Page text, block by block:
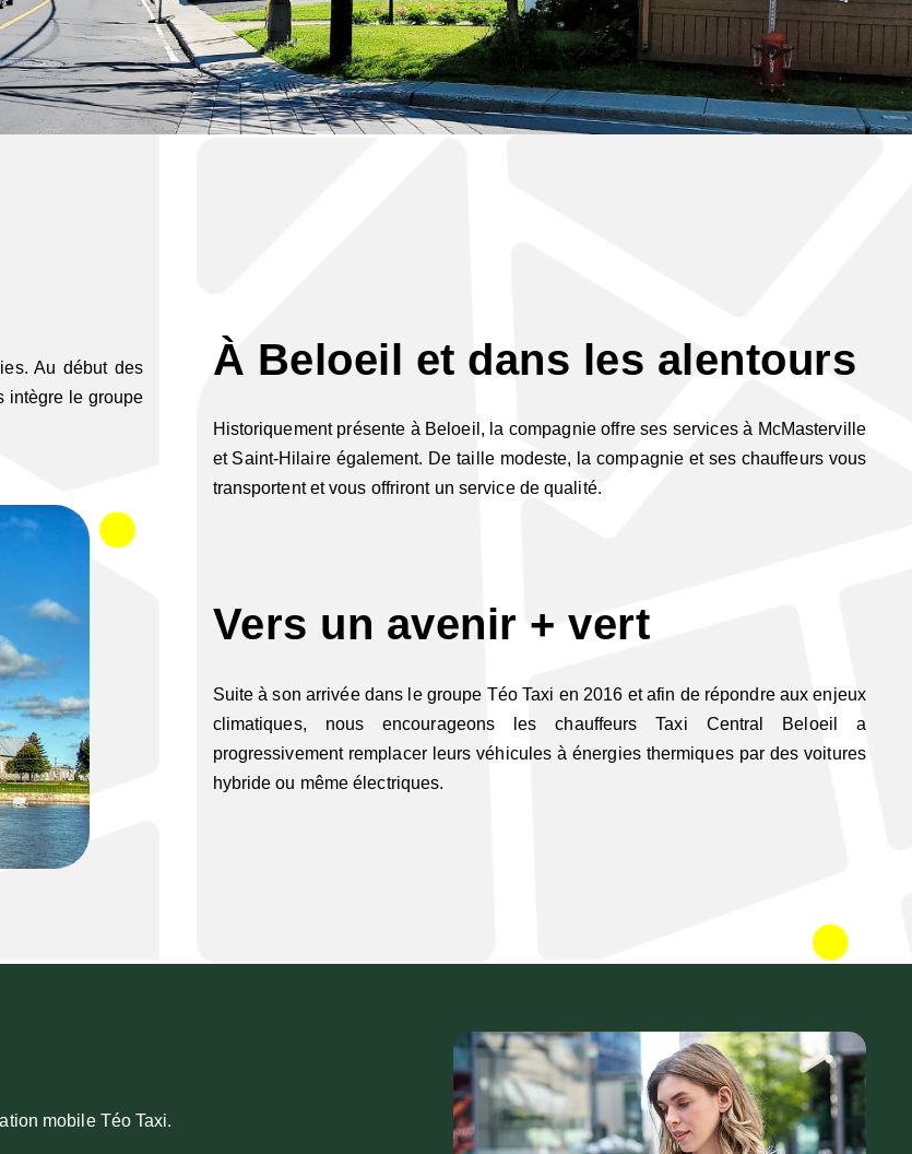
Au début des
intègre le groupe
À Beloeil et dans les alentours
Historiquement présente à Beloeil, la compagnie offre ses services à McMasterville
et Saint-Hilaire également. De taille modeste, la compagnie et ses chauffeurs vous
transportent et vous offriront un service de qualité.
Vers un avenir + vert
Suite à son arrivée dans le groupe Téo Taxi en 2016 et afin de répondre aux enjeux
climatiques, nous encourageons les chauffeurs Taxi Central Beloeil a
progressivement remplacer leurs véhicules à énergies thermiques par des voitures
hybride ou même électriques.
mobile Téo Taxi.